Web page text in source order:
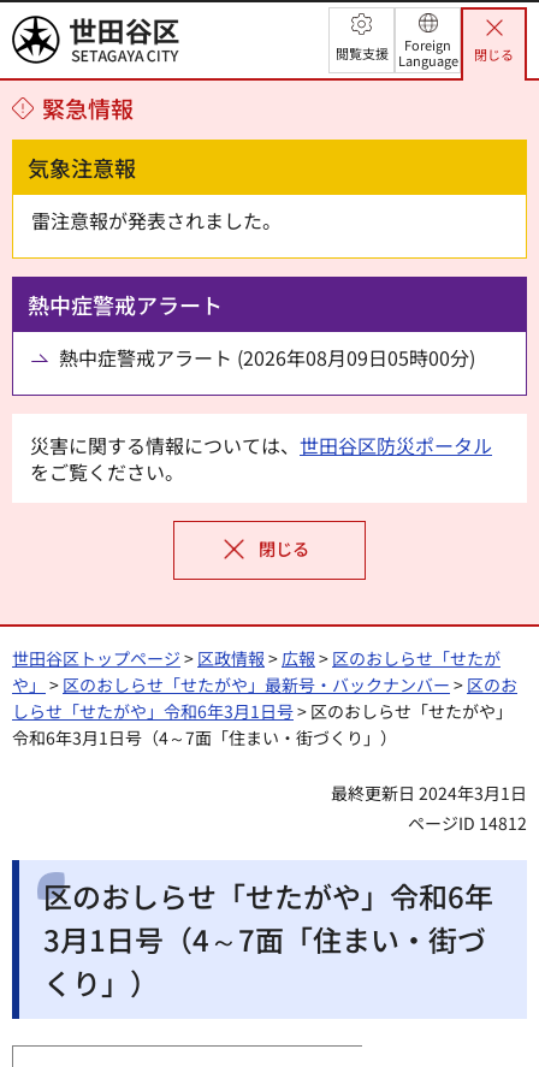
世田谷区 閲覧支援
Foreign
Language
閉じる
緊急情報
気象注意報
雷注意報が発表されました。
熱中症警戒アラート
熱中症警戒アラート (2026年08月09日05時00分)
災害に関する情報については、 世田谷区防災ポータル
をご覧ください。
閉じる
世田谷区トップページ > 区政情報 >広報 > 区のおしらせ「せたが
や」 > 区のおしらせ「せたがや」最新号・バックナンバー > 区のお
しらせ「せたがや」令和6年3月1日号> 区のおしらせ「せたがや」
令和6年3月1日号（4～7面「住まい・街づくり」）
最終更新日 2024年3月1日
ページID 14812
区のおしらせ「せたがや」令和6年
3月1日号（4～7面「住まい・街づ
くり」）